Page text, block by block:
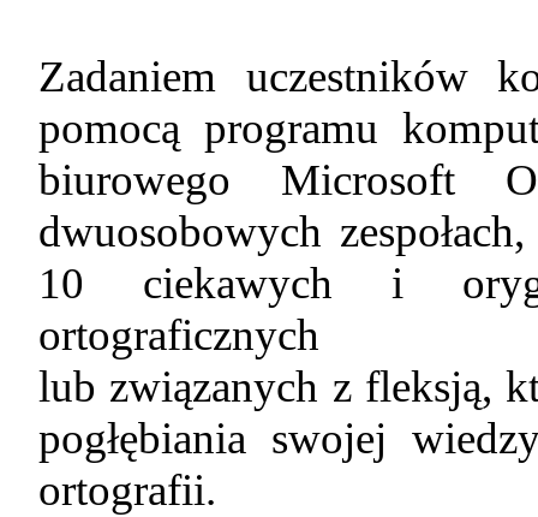
Zadaniem uczestników
pomocą programu
biurowego Microsoft
dwuosobowych
10 ciekawych i
ortograficznych
lub związanych z fleksją,
pogłębiania swojej
ortografii.